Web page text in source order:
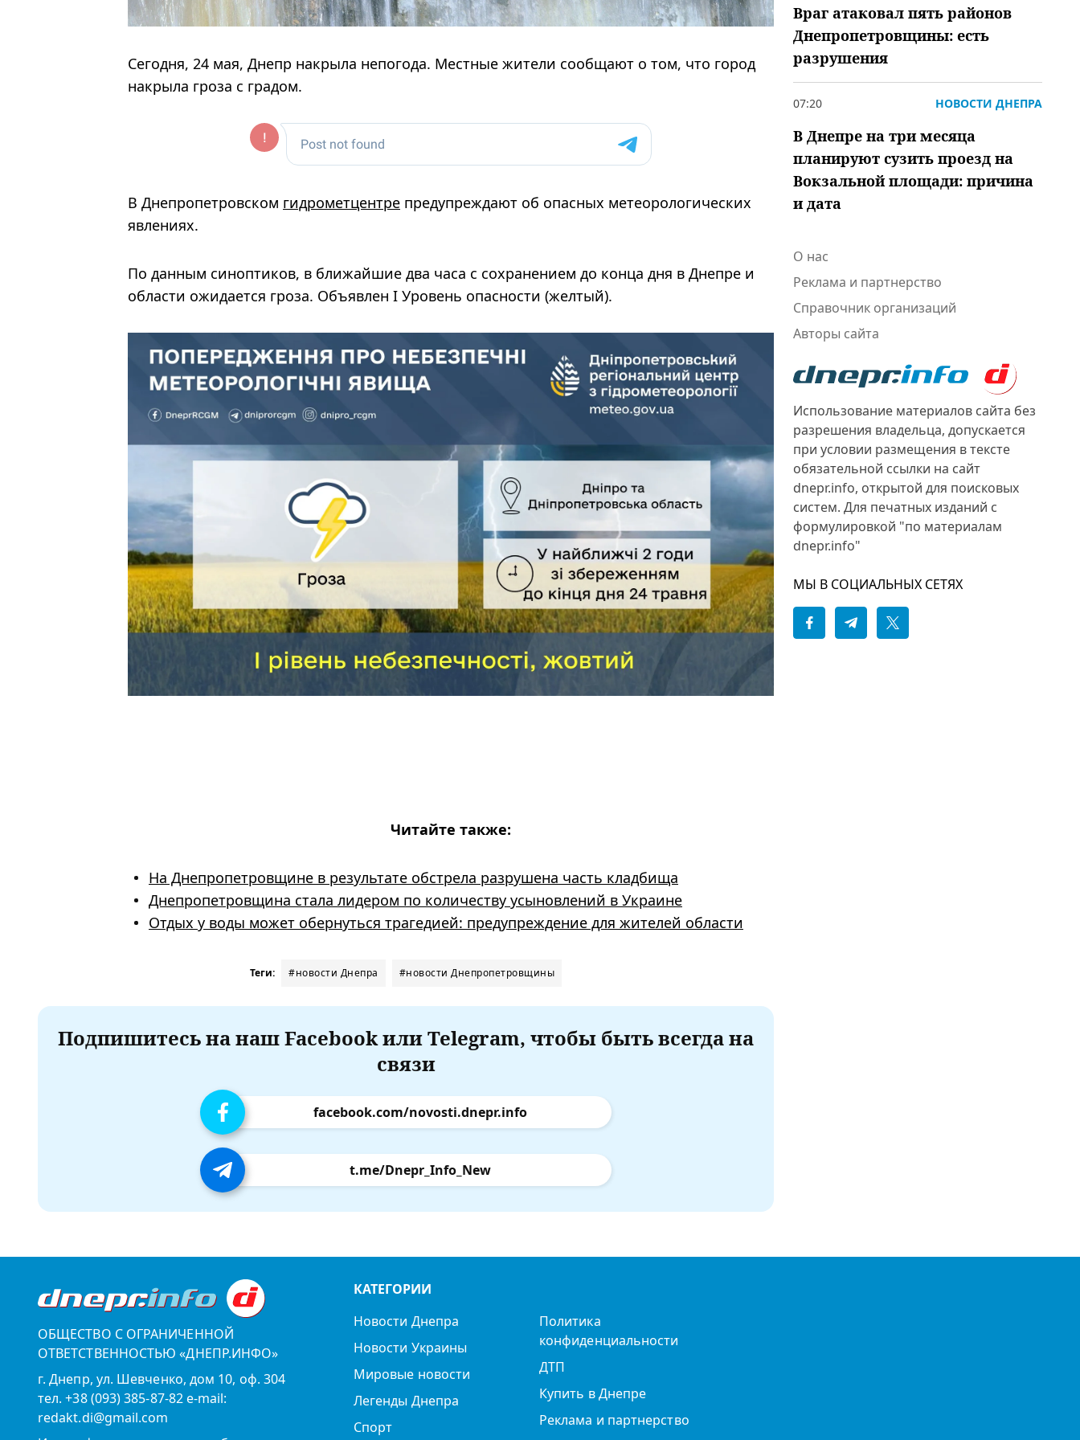
Сегодня, 24 мая, Днепр накрыла непогода. Местные жители сообщают о том, что город
накрыла гроза с градом.
В Днепропетровском гидрометцентре предупреждают об опасных метеорологических
явлениях.
По данным синоптиков, в ближайшие два часа с сохранением до конца дня в Днепре и
области ожидается гроза. Объявлен I Уровень опасности (желтый).
Читайте также:
На Днепропетровщине в результате обстрела разрушена часть кладбища
Днепропетровщина стала лидером по количеству усыновлений в Украине
Отдых у воды может обернуться трагедией: предупреждение для жителей области
Теги: #новости Днепра #новости Днепропетровщины
Подпишитесь на наш Facebook или Telegram, чтобы быть всегда на
связи
facebook.com/novosti.dnepr.info
t.me/Dnepr_Info_New
Враг атаковал пять районов
Днепропетровщины: есть
разрушения
07:20 НОВОСТИ ДНЕПРА
В Днепре на три месяца
планируют сузить проезд на
Вокзальной площади: причина
и дата
О нас
Реклама и партнерство
Справочник организаций
Авторы сайта
Использование материалов сайта без
разрешения владельца, допускается
при условии размещения в тексте
обязательной ссылки на сайт
dnepr.info, открытой для поисковых
систем. Для печатных изданий с
формулировкой "по материалам
dnepr.info"
МЫ В СОЦИАЛЬНЫХ СЕТЯХ
ОБЩЕСТВО С ОГРАНИЧЕННОЙ
ОТВЕТСТВЕННОСТЬЮ «ДНЕПР.ИНФО»
г. Днепр, ул. Шевченко, дом 10, оф. 304
тел. +38 (093) 385-87-82 e-mail:
redakt.di@gmail.com
КАТЕГОРИИ
Новости Днепра
Новости Украины
Мировые новости
Легенды Днепра
Спорт
Политика
конфиденциальности
ДТП
Купить в Днепре
Реклама и партнерство